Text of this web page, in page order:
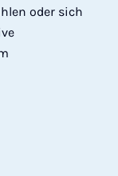
oder sich